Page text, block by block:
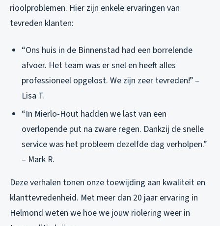
rioolproblemen. Hier zijn enkele ervaringen van
tevreden klanten:
“Ons huis in de Binnenstad had een borrelende
afvoer. Het team was er snel en heeft alles
professioneel opgelost. We zijn zeer tevreden!” –
Lisa T.
“In Mierlo-Hout hadden we last van een
overlopende put na zware regen. Dankzij de snelle
service was het probleem dezelfde dag verholpen.”
– Mark R.
Deze verhalen tonen onze toewijding aan kwaliteit en
klanttevredenheid. Met meer dan 20 jaar ervaring in
Helmond weten we hoe we jouw riolering weer in